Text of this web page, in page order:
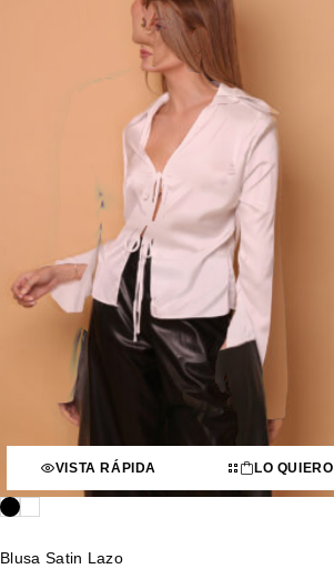
VISTA RÁPIDA LO QUIERO
Blusa Satin Lazo